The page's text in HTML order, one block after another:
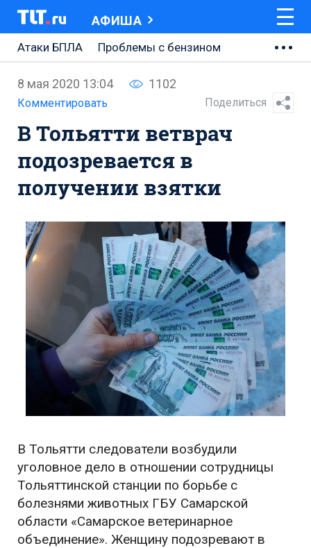
АФИША
Атаки БПЛА
Проблемы с бензином
Ремонт Центральной площади
Ремонт Обводного шоссе
Набережная Тольятти
Неделя Тольятти
8 мая 2020 13:04 1102
Комментировать Поделиться
В Тольятти ветврач
подозревается в
получении взятки
В Тольятти следователи возбудили
уголовное дело в отношении сотрудницы
Тольяттинской станции по борьбе с
болезнями животных ГБУ Самарской
области «Самарское ветеринарное
объединение». Женщину подозревают в